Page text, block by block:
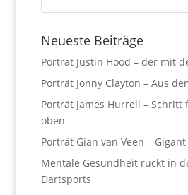
Neueste Beiträge
Porträt Justin Hood – der mit
Porträt Jonny Clayton – Aus
Porträt James Hurrell –
oben
Porträt Gian van Veen –
Mentale Gesundheit rückt in
Dartsports